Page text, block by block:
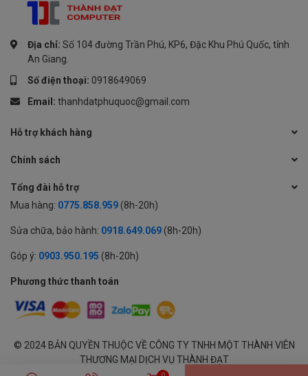
Địa chỉ: Số 104 đường Trần Phú, KP6, Đặc Khu Phú Quốc, tỉnh
An Giang.
Số điện thoại: 0918649069
Email: thanhdatphuquoc@gmail.com
Hỗ trợ khách hàng
Chính sách
Tổng đài hỗ trợ
Mua hàng: 0775.858.959 (8h-20h)
Sửa chữa, bảo hành: 0918.649.069 (8h-20h)
Góp ý: 0903.950.195 (8h-20h)
Phương thức thanh toán
© 2024 BẢN QUYỀN THUỘC VỀ CÔNG TY TNHH MỘT THÀNH VIÊN
THƯƠNG MẠI DỊCH VỤ THÀNH ĐẠT
GPĐKKD: 1701594843 cấp tại Sở KH & ĐT Tỉnh An Giang | Cung cấp